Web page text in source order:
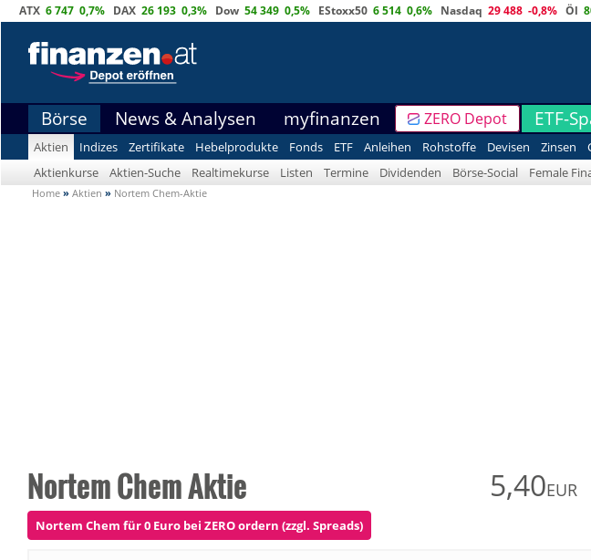
ATX 6 747 0,7% DAX 26 193 0,3% Dow 54 349 0,5% EStoxx50 6 514 0,6% Nasdaq 29 488 -0,8% Öl
Börse News & Analysen myfinanzen ZERO Depot ETF-
Aktien Indizes Zertifikate Hebelprodukte Fonds ETF Anleihen Rohstoffe Devisen Zinsen
Aktienkurse
Aktien-Suche Realtimekurse Listen Termine Dividenden Börse-Social Female
Home » Aktien » Nortem Chem-Aktie
Nortem Chem Aktie 5,40EUR
Nortem Chem für 0 Euro bei ZERO ordern (zzgl. Spreads)